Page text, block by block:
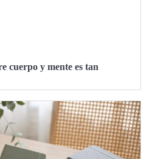
cuerpo y mente es tan